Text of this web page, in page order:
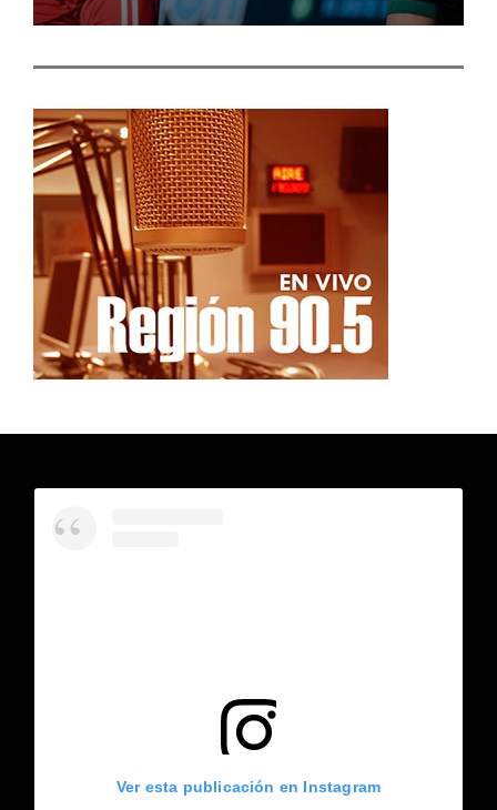
Ver esta publicación en Instagram